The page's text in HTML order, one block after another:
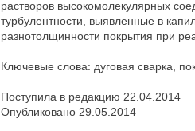
растворов высокомолекулярных
турбулентности, выявленные в
разнотолщинности покрытия при
Ключевые слова: дуговая сварка,
Поступила в редакцию 22.04.2014
Опубликовано 29.05.2014